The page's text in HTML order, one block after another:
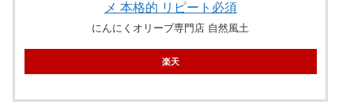
メ 本格的 リピート必須
にんにくオリーブ専門店 自然風土
楽天